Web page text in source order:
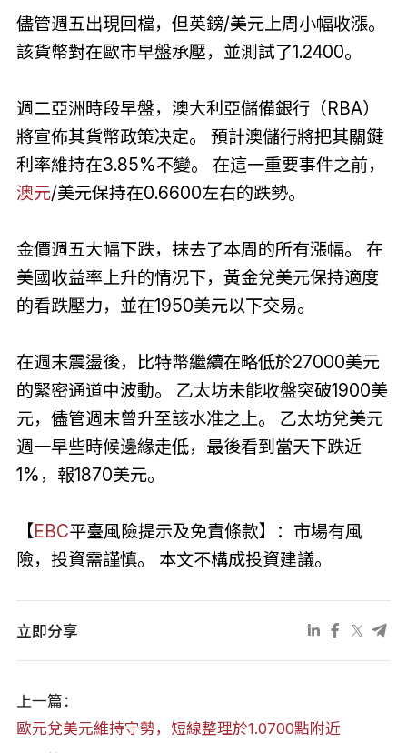
儘管週五出現回檔，但英鎊/美元上周小幅收漲。
該貨幣對在歐市早盤承壓，並測試了1.2400。
週二亞洲時段早盤，澳大利亞儲備銀行（RBA）
將宣佈其貨幣政策决定。 預計澳儲行將把其關鍵
利率維持在3.85%不變。 在這一重要事件之前，
澳元/美元保持在0.6600左右的跌勢。
金價週五大幅下跌，抹去了本周的所有漲幅。 在
美國收益率上升的情况下，黃金兌美元保持適度
的看跌壓力，並在1950美元以下交易。
在週末震盪後，比特幣繼續在略低於27000美元
的緊密通道中波動。 乙太坊未能收盤突破1900美
元，儘管週末曾升至該水准之上。 乙太坊兌美元
週一早些時候邊緣走低，最後看到當天下跌近
1%，報1870美元。
【EBC平臺風險提示及免責條款】：市場有風
險，投資需謹慎。 本文不構成投資建議。
立即分享
上一篇：
歐元兌美元維持守勢，短線整理於1.0700點附近